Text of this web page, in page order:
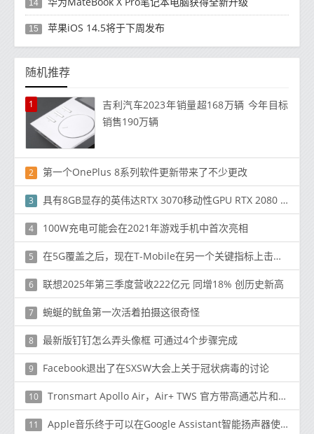
14
15 苹果iOS 14.5将于下周发布
随机推荐
1
吉利汽车2023年销量超168万辆 今年目标
销售190万辆
2 第一个OnePlus 8系列软件更新带来了不少更改
3 具有8GB显存的英伟达RTX 3070移动性GPU RTX 2080 Ti Tier
4 100W充电可能会在2021年游戏手机中首次亮相
5 在5G覆盖之后，现在T-Mobile在另一个关键指标上击败了Verizon和AT＆T
6 联想2025年第三季度营收222亿元 同增18% 创历史新高
7 蜿蜒的鱿鱼第一次活着拍摄这很奇怪
8 最新版钉钉怎么弄头像框 可通过4个步骤完成
9 Facebook退出了在SXSW大会上关于冠状病毒的讨论
10 Tronsmart Apollo Air，Air+ TWS 官方带高通芯片和六个麦克风
11 Apple音乐终于可以在Google Assistant智能扬声器使用了